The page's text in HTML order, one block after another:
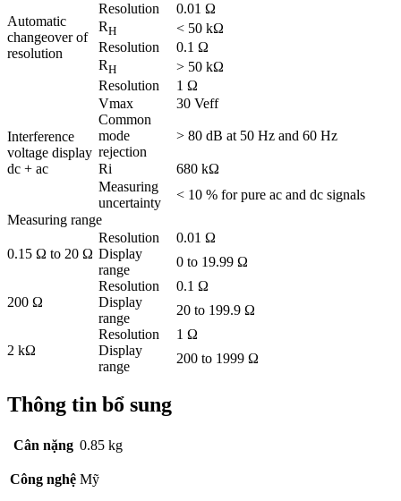
Automatic
changeover of
resolution
Resolution
0.01 Ω
RH
< 50 kΩ
Resolution
0.1 Ω
RH
> 50 kΩ
Resolution
1 Ω
Interference
voltage display
dc + ac
Vmax
30 Veff
Common
mode
rejection
> 80 dB at 50 Hz and 60 Hz
Ri
680 kΩ
Measuring
uncertainty
< 10 % for pure ac and dc signals
Measuring range
0.15 Ω to 20 Ω
Resolution
0.01 Ω
Display
range
0 to 19.99 Ω
200 Ω
Resolution
0.1 Ω
Display
range
20 to 199.9 Ω
2 kΩ
Resolution
1 Ω
Display
range
200 to 1999 Ω
Thông tin bổ sung
Cân nặng 0.85 kg
Công nghệ Mỹ